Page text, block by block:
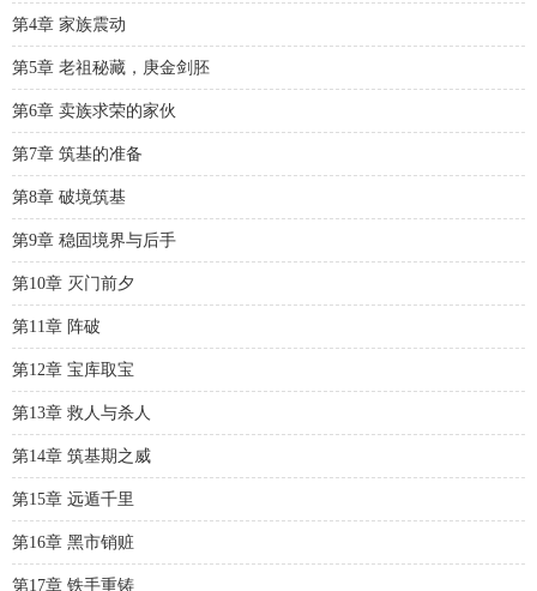
第4章 家族震动
第5章 老祖秘藏，庚金剑胚
第6章 卖族求荣的家伙
第7章 筑基的准备
第8章 破境筑基
第9章 稳固境界与后手
第10章 灭门前夕
第11章 阵破
第12章 宝库取宝
第13章 救人与杀人
第14章 筑基期之威
第15章 远遁千里
第16章 黑市销赃
第17章 铁手重铸